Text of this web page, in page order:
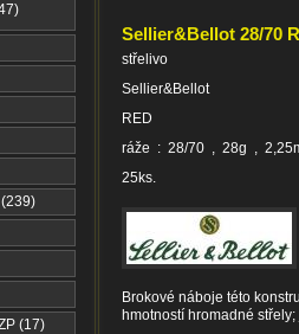
(17)
Sellier&Bellot 28/70
střelivo
Sellier&Bellot
RED
ráže : 28/70 , 28g ,
25ks.
Brokové náboje této
hmotností hromadné